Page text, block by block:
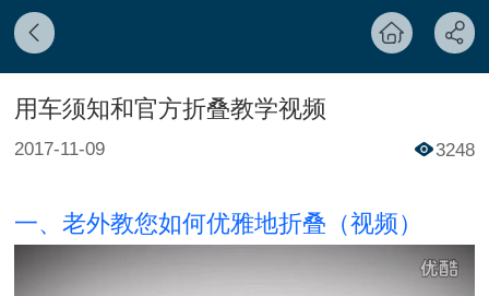
用车须知和官方折叠教学视频
2017-11-09 3248
一、老外教您如何优雅地折叠（视频）